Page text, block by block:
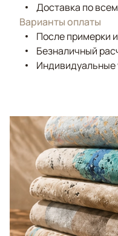
Доставка по
Варианты оплаты
После примерки
Безналичный
Индивидуальные